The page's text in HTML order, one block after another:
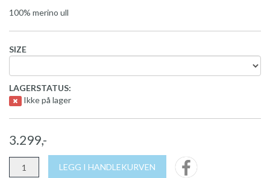
100% merino ull
SIZE
LAGERSTATUS:
Ikke på lager
3.299,-
LEGG I HANDLEKURVEN